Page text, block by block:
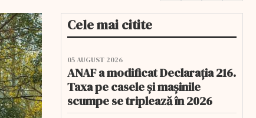
Cele mai citite
05 AUGUST 2026
ANAF a modificat Declarația 216.
Taxa pe casele și mașinile
scumpe se triplează în 2026